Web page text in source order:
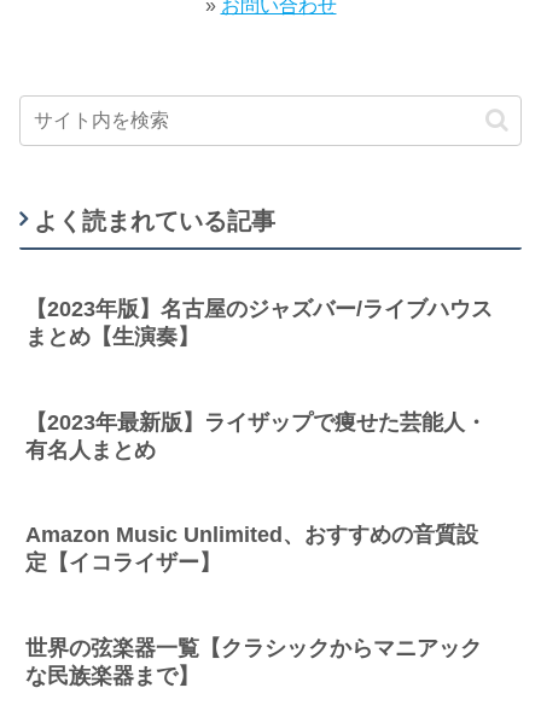
» お問い合わせ
よく読まれている記事
【2023年版】名古屋のジャズバー/ライブハウス
まとめ【生演奏】
【2023年最新版】ライザップで痩せた芸能人・
有名人まとめ
Amazon Music Unlimited、おすすめの音質設
定【イコライザー】
世界の弦楽器一覧【クラシックからマニアック
な民族楽器まで】